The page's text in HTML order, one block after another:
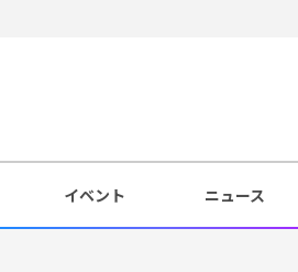
イベント ニュース